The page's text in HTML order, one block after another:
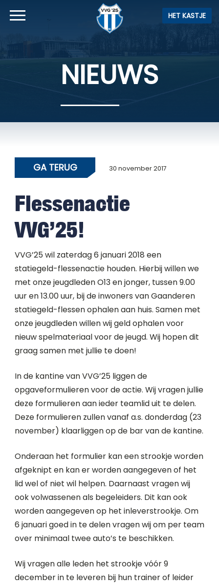
HET KASTJE
NIEUWS
GA TERUG 30 november 2017
Flessenactie
VVG’25!
VVG’25 wil zaterdag 6 januari 2018 een
statiegeld-flessenactie houden. Hierbij willen we
met onze jeugdleden O13 en jonger, tussen 9.00
uur en 13.00 uur, bij de inwoners van Gaanderen
statiegeld-flessen ophalen aan huis. Samen met
onze jeugdleden willen wij geld ophalen voor
nieuw spelmateriaal voor de jeugd. Wij hopen dit
graag samen met jullie te doen!
In de kantine van VVG’25 liggen de
opgaveformulieren voor de actie. Wij vragen jullie
deze formulieren aan ieder teamlid uit te delen.
Deze formulieren zullen vanaf a.s. donderdag (23
november) klaarliggen op de bar van de kantine.
Onderaan het formulier kan een strookje worden
afgeknipt en kan er worden aangegeven of het
lid wel of niet wil helpen. Daarnaast vragen wij
ook volwassenen als begeleiders. Dit kan ook
worden aangegeven op het inleverstrookje. Om
6 januari goed in te delen vragen wij om per team
over minimaal twee auto’s te beschikken.
Wij vragen alle leden het strookje vóór 9
december in te leveren bij hun trainer of leider